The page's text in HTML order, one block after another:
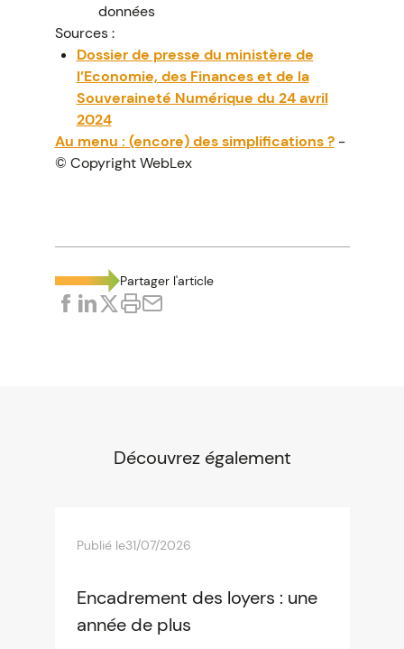
données
Sources :
Dossier de presse du ministère de
l’Economie, des Finances et de la
Souveraineté Numérique du 24 avril
2024
Au menu : (encore) des simplifications ?-
© Copyright WebLex
Partager l'article
Découvrez également
Publié le31/07/2026
Encadrement des loyers : une
année de plus